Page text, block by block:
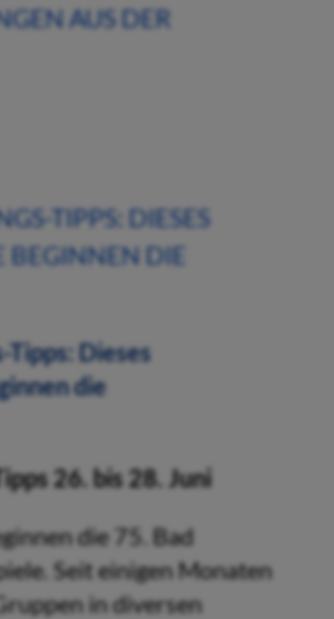
AUS DER
TIPPS: DIESES
DIE
26. bis 28. Juni
die 75. Bad
Seit einigen Monaten
in diversen